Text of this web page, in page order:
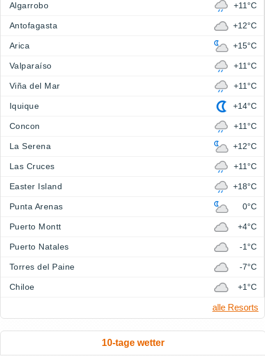
Algarrobo +11°C
Antofagasta +12°C
Arica +15°C
Valparaíso +11°C
Viña del Mar +11°C
Iquique +14°C
Concon +11°C
La Serena +12°C
Las Cruces +11°C
Easter Island +18°C
Punta Arenas 0°C
Puerto Montt +4°C
Puerto Natales -1°C
Torres del Paine -7°C
Chiloe +1°C
alle Resorts
10-tage wetter